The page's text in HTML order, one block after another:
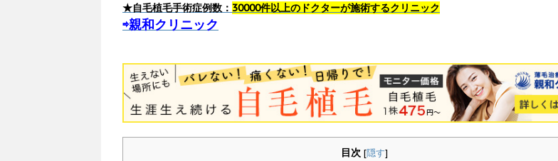
★自毛植毛手術症例数： 30000件以上のドクターが施術するクリニック
⇨親和クリニック
目次 [隠す]